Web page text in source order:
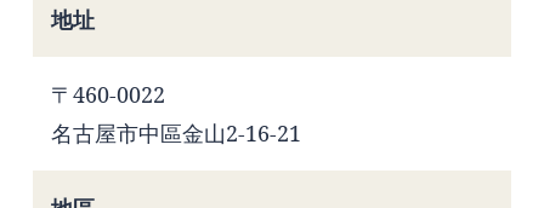
地址
〒460-0022
名古屋市中區金山2-16-21